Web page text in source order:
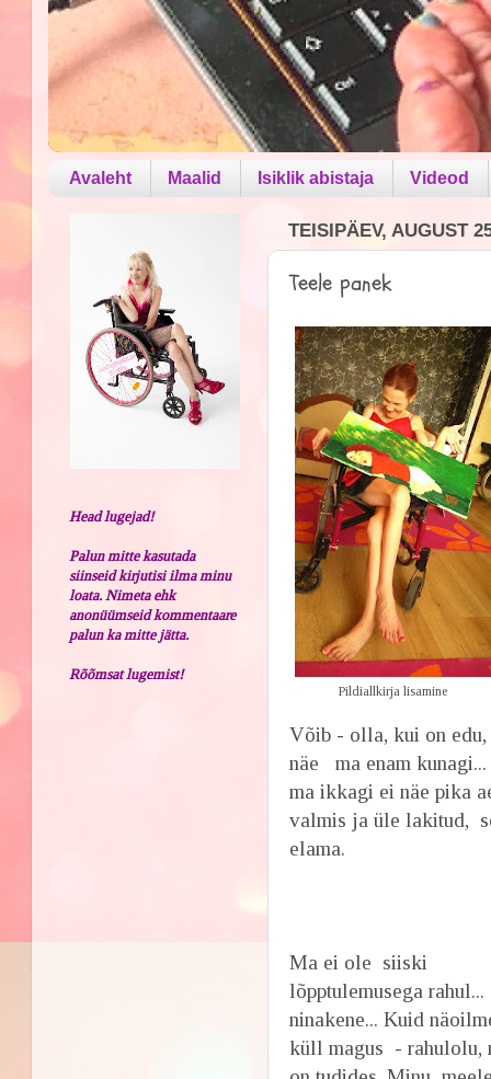
Avaleht Maalid Isiklik abistaja Videod
TEISIPÄEV, AUGUST
Teele panek
Pildiallkirja lisamine
Võib - olla, kui on
näe ma enam
ma ikkagi ei näe pika
valmis ja üle lakitud,
elama.
Ma ei ole siiski
lõpptulemusega rahul...
ninakene... Kuid
küll magus -
Head lugejad!
Palun mitte kasutada
siinseid kirjutisi ilma minu
loata. Nimeta ehk
anonüümseid kommentaare
palun ka mitte jätta.
Rõõmsat lugemist!